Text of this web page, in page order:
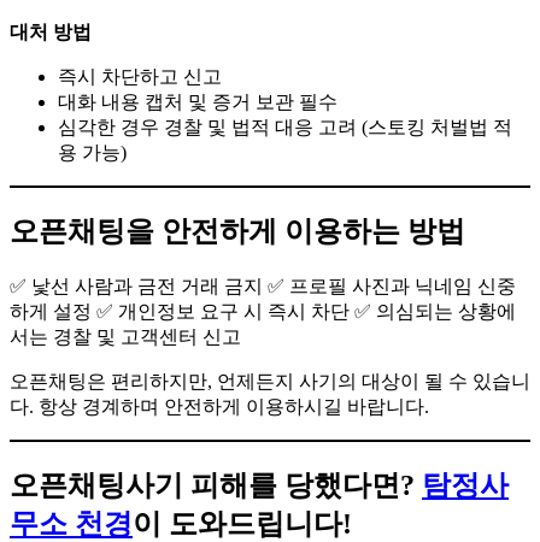
대처 방법
즉시 차단하고 신고
대화 내용 캡처 및 증거 보관 필수
심각한 경우 경찰 및 법적 대응 고려 (스토킹 처벌법 적
용 가능)
오픈채팅을 안전하게 이용하는 방법
✅ 낯선 사람과 금전 거래 금지 ✅ 프로필 사진과 닉네임 신중
하게 설정 ✅ 개인정보 요구 시 즉시 차단 ✅ 의심되는 상황에
서는 경찰 및 고객센터 신고
오픈채팅은 편리하지만, 언제든지 사기의 대상이 될 수 있습니
다. 항상 경계하며 안전하게 이용하시길 바랍니다.
오픈채팅사기 피해를 당했다면? 탐정사
무소 천경이 도와드립니다!